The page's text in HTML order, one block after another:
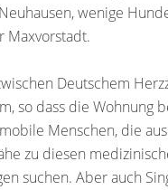
wenige
Maxvorstadt.
Deutschem
so dass die Wohnung
Menschen, die
zu diesen
suchen. Aber auch